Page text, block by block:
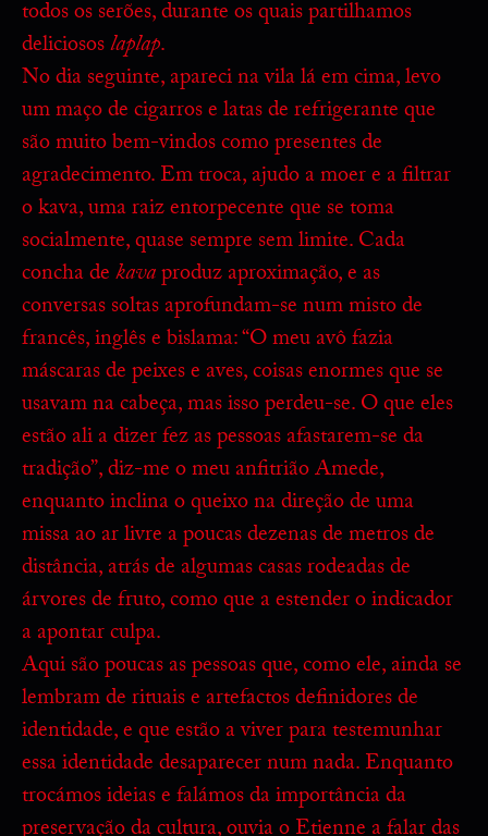
todos os serões, durante os quais partilhamos
deliciososlaplap.
No dia seguinte, apareci na vila lá em cima, levo
um maço de cigarros e latas de refrigerante que
são muito bem-vindos como presentes de
agradecimento. Em troca, ajudo a moer e a filtrar
o kava, uma raiz entorpecente que se toma
socialmente, quase sempre sem limite. Cada
concha dekavaproduz aproximação, e as
conversas soltas aprofundam-se num misto de
francês, inglês e bislama: “O meu avô fazia
máscaras de peixes e aves, coisas enormes que se
usavam na cabeça, mas isso perdeu-se. O que eles
estão ali a dizer fez as pessoas afastarem-se da
tradição”, diz-me o meu anfitrião Amede,
enquanto inclina o queixo na direção de uma
missa ao ar livre a poucas dezenas de metros de
distância, atrás de algumas casas rodeadas de
árvores de fruto, como que a estender o indicador
a apontar culpa.
Aqui são poucas as pessoas que, como ele, ainda se
lembram de rituais e artefactos definidores de
identidade, e que estão a viver para testemunhar
essa identidade desaparecer num nada. Enquanto
trocámos ideias e falámos da importância da